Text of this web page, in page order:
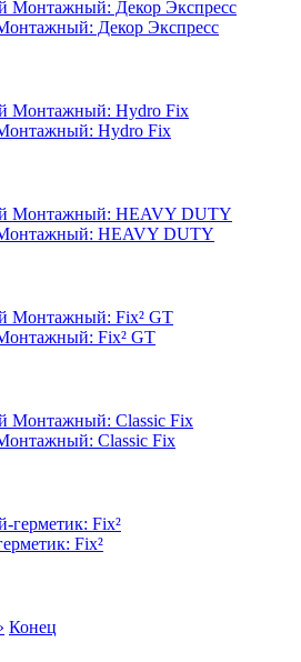
Декор Экспресс
Hydro Fix
HEAVY DUTY
Fix² GT
Classic Fix
Fix²
Конец